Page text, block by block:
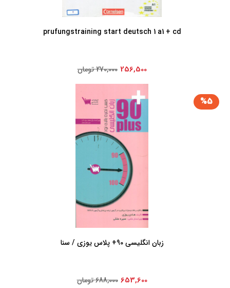
prufungstraining start deutsch 1 a1 + cd
256,500 270,000 تومان
%5
زبان انگلیسی 90+ پلاس یوزی / سنا
653,600 688,000 تومان